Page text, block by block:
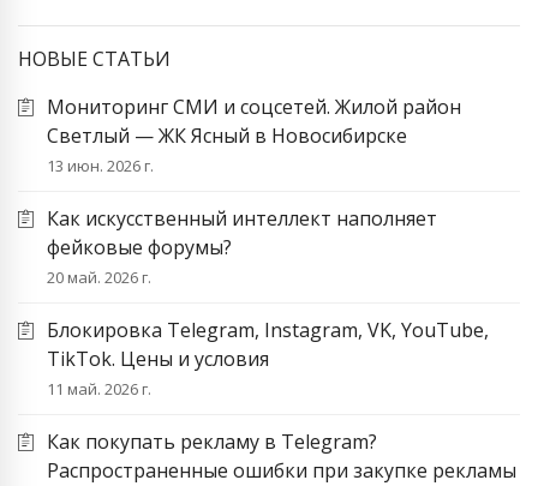
НОВЫЕ СТАТЬИ
Мониторинг СМИ и соцсетей. Жилой район
Светлый — ЖК Ясный в Новосибирске
13 июн. 2026 г.
Как искусственный интеллект наполняет
фейковые форумы?
20 май. 2026 г.
Блокировка Telegram, Instagram, VK, YouTube,
TikTok. Цены и условия
11 май. 2026 г.
Как покупать рекламу в Telegram?
Распространенные ошибки при закупке рекламы